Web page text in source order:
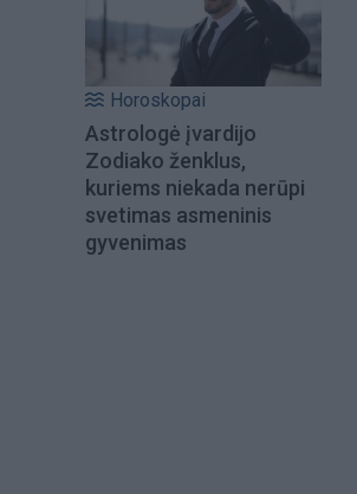
Horoskopai
Astrologė įvardijo
Zodiako ženklus,
kuriems niekada nerūpi
svetimas asmeninis
gyvenimas